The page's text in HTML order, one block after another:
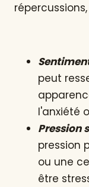
peut
l'anxiété
Pression
pression
ou une
être